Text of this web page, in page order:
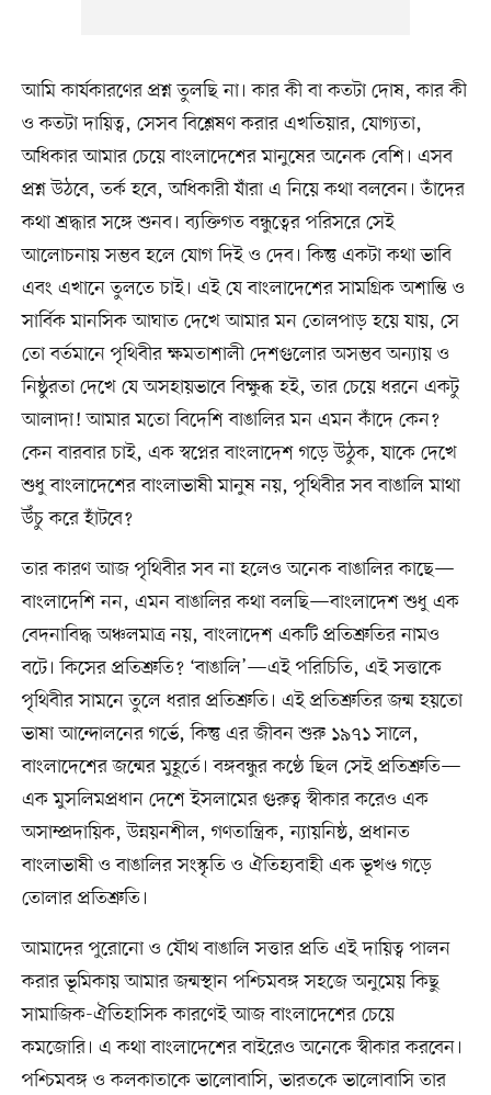
আমি কার্যকারণের প্রশ্ন তুলছি না। কার কী বা কতটা দোষ, কার কী
ও কতটা দায়িত্ব, সেসব বিশ্লেষণ করার এখতিয়ার, যোগ্যতা,
অধিকার আমার চেয়ে বাংলাদেশের মানুষের অনেক বেশি। এসব
প্রশ্ন উঠবে, তর্ক হবে, অধিকারী যাঁরা এ নিয়ে কথা বলবেন। তাঁদের
কথা শ্রদ্ধার সঙ্গে শুনব। ব্যক্তিগত বন্ধুত্বের পরিসরে সেই
আলোচনায় সম্ভব হলে যোগ দিই ও দেব। কিন্তু একটা কথা ভাবি
এবং এখানে তুলতে চাই। এই যে বাংলাদেশের সামগ্রিক অশান্তি ও
সার্বিক মানসিক আঘাত দেখে আমার মন তোলপাড় হয়ে যায়, সে
তো বর্তমানে পৃথিবীর ক্ষমতাশালী দেশগুলোর অসম্ভব অন্যায় ও
নিষ্ঠুরতা দেখে যে অসহায়ভাবে বিক্ষুব্ধ হই, তার চেয়ে ধরনে একটু
আলাদা! আমার মতো বিদেশি বাঙালির মন এমন কাঁদে কেন?
কেন বারবার চাই, এক স্বপ্নের বাংলাদেশ গড়ে উঠুক, যাকে দেখে
শুধু বাংলাদেশের বাংলাভাষী মানুষ নয়, পৃথিবীর সব বাঙালি মাথা
উঁচু করে হাঁটবে?
তার কারণ আজ পৃথিবীর সব না হলেও অনেক বাঙালির কাছে—
বাংলাদেশি নন, এমন বাঙালির কথা বলছি—বাংলাদেশ শুধু এক
বেদনাবিদ্ধ অঞ্চলমাত্র নয়, বাংলাদেশ একটি প্রতিশ্রুতির নামও
বটে। কিসের প্রতিশ্রুতি? ‘বাঙালি’—এই পরিচিতি, এই সত্তাকে
পৃথিবীর সামনে তুলে ধরার প্রতিশ্রুতি। এই প্রতিশ্রুতির জন্ম হয়তো
ভাষা আন্দোলনের গর্ভে, কিন্তু এর জীবন শুরু ১৯৭১ সালে,
বাংলাদেশের জন্মের মুহূর্তে। বঙ্গবন্ধুর কণ্ঠে ছিল সেই প্রতিশ্রুতি—
এক মুসলিমপ্রধান দেশে ইসলামের গুরুত্ব স্বীকার করেও এক
অসাম্প্রদায়িক, উন্নয়নশীল, গণতান্ত্রিক, ন্যায়নিষ্ঠ, প্রধানত
বাংলাভাষী ও বাঙালির সংস্কৃতি ও ঐতিহ্যবাহী এক ভূখণ্ড গড়ে
তোলার প্রতিশ্রুতি।
আমাদের পুরোনো ও যৌথ বাঙালি সত্তার প্রতি এই দায়িত্ব পালন
করার ভূমিকায় আমার জন্মস্থান পশ্চিমবঙ্গ সহজে অনুমেয় কিছু
সামাজিক-ঐতিহাসিক কারণেই আজ বাংলাদেশের চেয়ে
কমজোরি। এ কথা বাংলাদেশের বাইরেও অনেকে স্বীকার করবেন।
পশ্চিমবঙ্গ ও কলকাতাকে ভালোবাসি, ভারতকে ভালোবাসি তার